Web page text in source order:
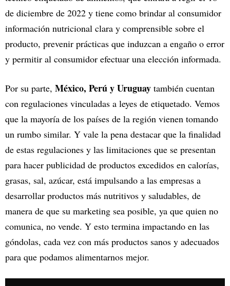
de diciembre de 2022 y tiene como brindar al consumidor
información nutricional clara y comprensible sobre el
producto, prevenir prácticas que induzcan a engaño o error
y permitir al consumidor efectuar una elección informada.
Por su parte, México, Perú y Uruguay también cuentan
con regulaciones vinculadas a leyes de etiquetado. Vemos
que la mayoría de los países de la región vienen tomando
un rumbo similar. Y vale la pena destacar que la finalidad
de estas regulaciones y las limitaciones que se presentan
para hacer publicidad de productos excedidos en calorías,
grasas, sal, azúcar, está impulsando a las empresas a
desarrollar productos más nutritivos y saludables, de
manera de que su marketing sea posible, ya que quien no
comunica, no vende. Y esto termina impactando en las
góndolas, cada vez con más productos sanos y adecuados
para que podamos alimentarnos mejor.